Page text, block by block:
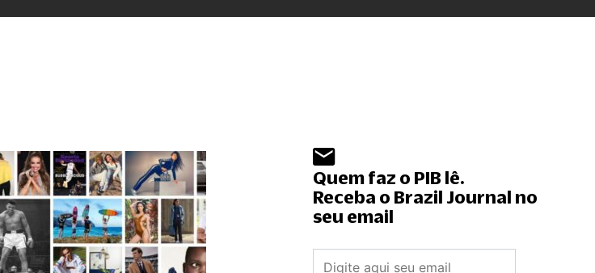
Quem faz o PIB lê.
Receba o Brazil Journal no
seu email